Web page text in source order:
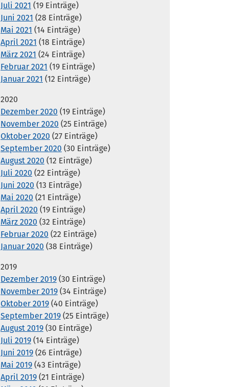
Juli 2021 (19 Einträge)
Juni 2021 (28 Einträge)
Mai 2021 (14 Einträge)
April 2021 (18 Einträge)
März 2021 (24 Einträge)
Februar 2021 (19 Einträge)
Januar 2021 (12 Einträge)
2020
Dezember 2020 (19 Einträge)
November 2020 (25 Einträge)
Oktober 2020 (27 Einträge)
September 2020 (30 Einträge)
August 2020 (12 Einträge)
Juli 2020 (22 Einträge)
Juni 2020 (13 Einträge)
Mai 2020 (21 Einträge)
April 2020 (19 Einträge)
März 2020 (32 Einträge)
Februar 2020 (22 Einträge)
Januar 2020 (38 Einträge)
2019
Dezember 2019 (30 Einträge)
November 2019 (34 Einträge)
Oktober 2019 (40 Einträge)
September 2019 (25 Einträge)
August 2019 (30 Einträge)
Juli 2019 (14 Einträge)
Juni 2019 (26 Einträge)
Mai 2019 (43 Einträge)
April 2019 (21 Einträge)